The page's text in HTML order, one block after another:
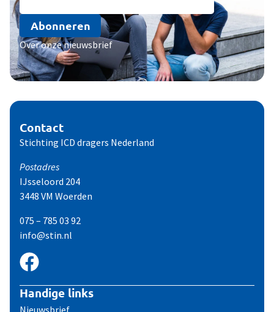
Abonneren
Over onze nieuwsbrief
Contact
Stichting ICD dragers Nederland
Postadres
IJsseloord 204
3448 VM Woerden
075 – 785 03 92
info@stin.nl
Handige links